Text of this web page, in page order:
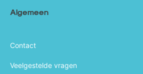
Algemeen
Contact
Veelgestelde vragen